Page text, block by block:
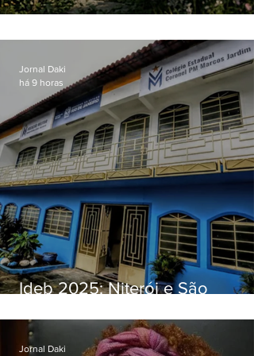
Ideb 2025: Niterói e São
distintos no ensino médio; veja
Jornal Daki
há 9 horas
Jornal Daki